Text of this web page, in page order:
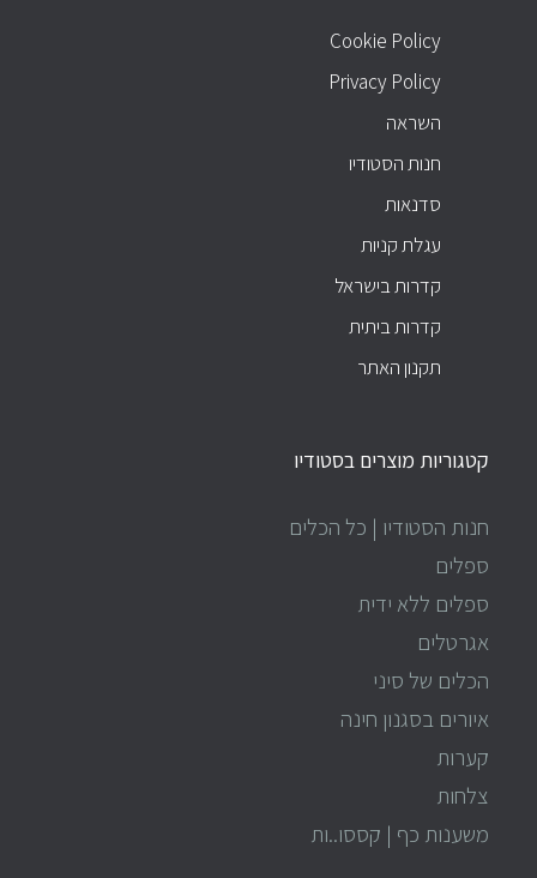
Cookie Policy
Privacy Policy
השראה
חנות הסטודיו
סדנאות
עגלת קניות
קדרות בישראל
קדרות ביתית
תקנון האתר
קטגוריות מוצרים בסטודיו
חנות הסטודיו | כל הכלים
ספלים
ספלים ללא ידית
אגרטלים
הכלים של סיני
איורים בסגנון חינה
קערות
צלחות
משענות כף | קססו..ות